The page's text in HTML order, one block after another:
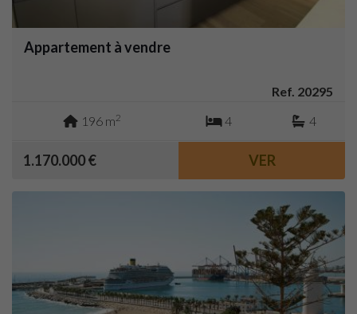
Appartement à vendre
Ref. 20295
196 m2 4 4
1.170.000 € VER